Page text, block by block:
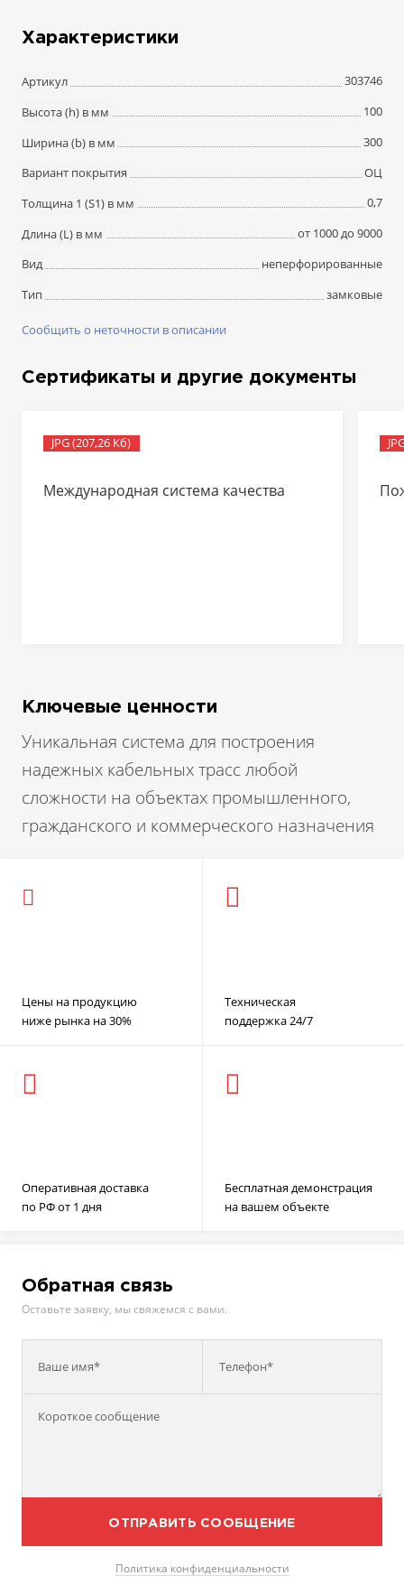
Характеристики
Артикул
303746
Высота (h) в мм
100
Ширина (b) в мм
300
Вариант покрытия
ОЦ
Толщина 1 (S1) в мм
0,7
Длина (L) в мм
от 1000 до 9000
Вид
неперфорированные
Тип
замковые
Сообщить о неточности в описании
Сертификаты и другие документы
JPG (207,26 Кб)
Международная система качества
Ключевые ценности
Уникальная система для построения
надежных кабельных трасс любой
сложности на объектах промышленного,
гражданского и коммерческого назначения
Цены на продукцию
ниже рынка на 30%
Техническая
поддержка 24/7
Оперативная доставка
по РФ от 1 дня
Бесплатная демонстрация
на вашем объекте
Обратная связь
Оставьте заявку, мы свяжемся с вами.
Ваше имя* Телефон*
ОТПРАВИТЬ СООБЩЕНИЕ
Политика конфиденциальности